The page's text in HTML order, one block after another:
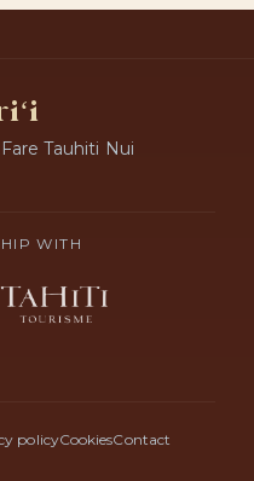
Tauhiti Nui
WITH
policyCookiesContact